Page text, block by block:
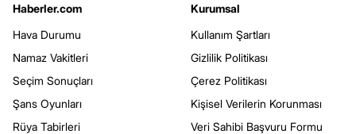
Haberler.com
Hava Durumu
Namaz Vakitleri
Seçim Sonuçları
Şans Oyunları
Rüya Tabirleri
Kurumsal
Kullanım Şartları
Gizlilik Politikası
Çerez Politikası
Kişisel Verilerin Korunması
Veri Sahibi Başvuru Formu